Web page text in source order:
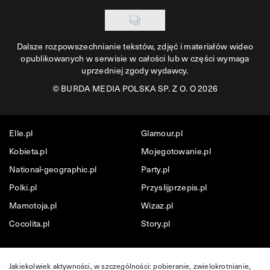
Dalsze rozpowszechnianie tekstów, zdjęć i materiałów wideo
opublikowanych w serwisie w całości lub w części wymaga
uprzedniej zgody wydawcy.
©BURDA MEDIA POLSKA SP. Z O. O 2026
Elle.pl
Glamour.pl
Kobieta.pl
Mojegotowanie.pl
National-geographic.pl
Party.pl
Polki.pl
Przyslijprzepis.pl
Mamotoja.pl
Wizaz.pl
Cocolita.pl
Story.pl
Jakiekolwiek aktywności, w szczególności: pobieranie, zwielokrotnianie,